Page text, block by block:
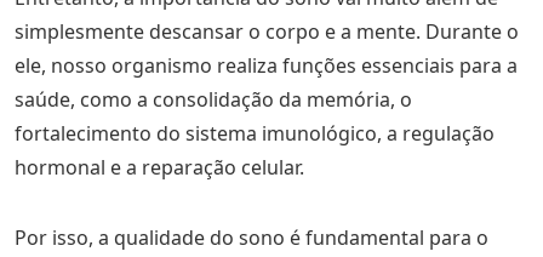
simplesmente descansar o corpo e a mente. Durante o
ele, nosso organismo realiza funções essenciais para a
saúde, como a consolidação da memória, o
fortalecimento do sistema imunológico, a regulação
hormonal e a reparação celular.
Por isso, a qualidade do sono é fundamental para o